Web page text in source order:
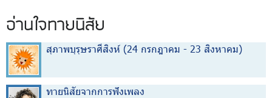
อ่านใจทายนิสัย
สุภาพบุรุษราศีสิงห์ (24 กรกฎาคม - 23 สิงหาคม)
ทายนิสัยจากการฟังเพลง